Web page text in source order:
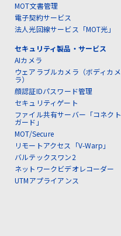
MOT文書管理
電子契約サービス
法人光回線サービス「MOT光」
セキュリティ製品・サービス
AIカメラ
ウェアラブルカメラ（ボディカメ
ラ）
顔認証IDパスワード管理
セキュリティゲート
ファイル共有サーバー「コネクト
ガード」
MOT/Secure
リモートアクセス「V-Warp」
バルテックスワン2
ネットワークビデオレコーダー
UTMアプライアンス